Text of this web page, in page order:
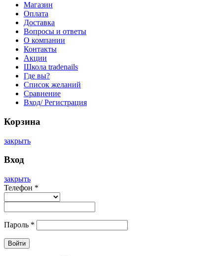
Магазин
Оплата
Доставка
Вопросы и ответы
О компании
Контакты
Акции
Школа tradenails
Где вы?
Список желаний
Сравнение
Вход/ Регистрация
Корзина
закрыть
Вход
закрыть
Телефон *
Пароль *
Войти